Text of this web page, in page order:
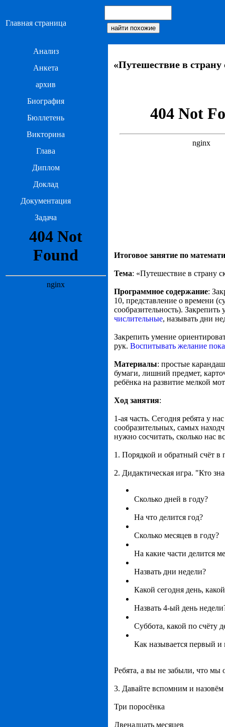
Главная страница
Анализ
Анкета
архив
Биография
Бюллетень
Викторина
Глава
Диплом
Доклад
Документация
Задача
«Путешествие в страну
Итоговое занятие по
Тема: «Путешествие в страну
Программное содержание:
10, представление о времени
сообразительность).
числительные, называть дни
Закрепить умение
рук. Воспитывать желание
Материалы: простые
бумаги, лишний предмет,
ребёнка на развитие мелкой
Ход занятия:
1-ая часть. Сегодня ребята у
сообразительных, самых
нужно сосчитать, сколько нас
1. Порядкой и обратный счёт в
2. Дидактическая игра. "Кто
Сколько дней в году?
На что делится год?
Сколько месяцев в году?
На какие части делится
Назвать дни недели?
Какой сегодня день,
Назвать 4-ый день
Суббота, какой по счёту
Как называется первый и
Ребята, а вы не забыли, что мы
3. Давайте вспомним и назовём
Три поросёнка
Двенадцать месяцев